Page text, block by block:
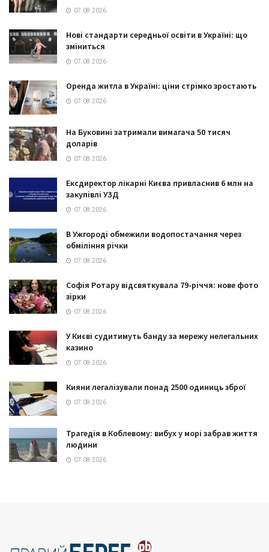
07.08.2026
Нові стандарти середньої освіти в Україні: що
зміниться
07.08.2026
Оренда житла в Україні: ціни стрімко зростають
07.08.2026
На Буковині затримали вимагача 50 тисяч
доларів
07.08.2026
Ексдиректор лікарні Києва привласнив 6 млн на
закупівлі УЗД
07.08.2026
В Ужгороді обмежили водопостачання через
обміління річки
07.08.2026
Софія Ротару відсвяткувала 79-річчя: нове фото
зірки
07.08.2026
У Києві судитимуть банду за мережу нелегальних
казино
07.08.2026
Кияни легалізували понад 2500 одиниць зброї
07.08.2026
Трагедія в Коблевому: вибух у морі забрав життя
людини
07.08.2026